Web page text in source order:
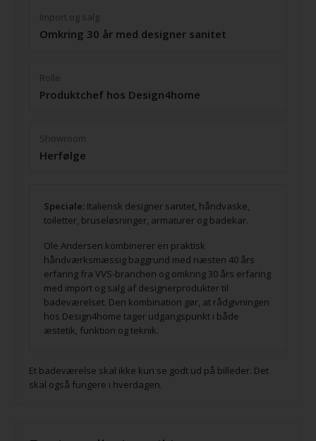
Import og salg
Omkring 30 år med designer sanitet
Rolle
Produktchef hos Design4home
Showroom
Herfølge
Speciale: Italiensk designer sanitet, håndvaske,
toiletter, bruseløsninger, armaturer og badekar.
Ole Andersen kombinerer en praktisk
håndværksmæssig baggrund med næsten 40 års
erfaring fra VVS-branchen og omkring 30 års erfaring
med import og salg af designerprodukter til
badeværelset. Den kombination gør, at rådgivningen
hos Design4home tager udgangspunkt i både
æstetik, funktion og teknik.
Et badeværelse skal ikke kun se godt ud på billeder. Det
skal også fungere i hverdagen.